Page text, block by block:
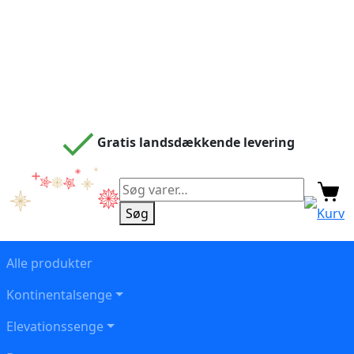
Gratis landsdækkende levering
Søg
efter:
Søg Kurv
Alle produkter
Kontinentalsenge
Elevationssenge